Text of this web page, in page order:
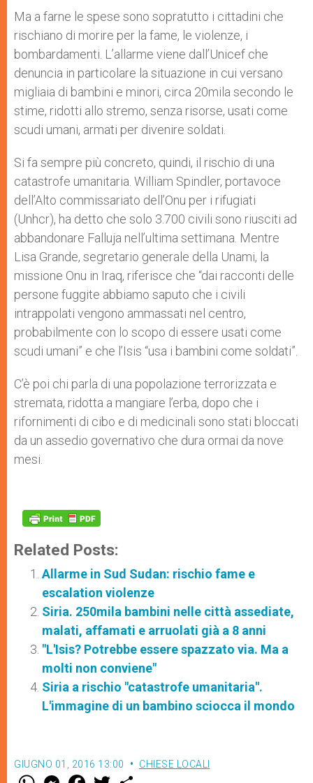
Ma a farne le spese sono sopratutto i cittadini che
rischiano di morire per la fame, le violenze, i
bombardamenti. L’allarme viene dall’Unicef che
denuncia in particolare la situazione in cui versano
migliaia di bambini e minori, circa 20mila secondo le
stime, ridotti allo stremo, senza risorse, usati come
scudi umani, armati per divenire soldati.
Si fa sempre più concreto, quindi, il rischio di una
catastrofe umanitaria. William Spindler, portavoce
dell’Alto commissariato dell’Onu per i rifugiati
(Unhcr), ha detto che solo 3.700 civili sono riusciti ad
abbandonare Falluja nell’ultima settimana. Mentre
Lisa Grande, segretario generale della Unami, la
missione Onu in Iraq, riferisce che “dai racconti delle
persone fuggite abbiamo saputo che i civili
intrappolati vengono ammassati nel centro,
probabilmente con lo scopo di essere usati come
scudi umani” e che l’Isis “usa i bambini come soldati”.
C’è poi chi parla di una popolazione terrorizzata e
stremata, ridotta a mangiare l’erba, dopo che i
rifornimenti di cibo e di medicinali sono stati bloccati
da un assedio governativo che dura ormai da nove
mesi.
Related Posts:
Allarme in Sud Sudan: rischio fame e
escalation violenze
Siria. 250mila bambini nelle città assediate,
malati, affamati e arruolati già a 8 anni
"L'Isis? Potrebbe essere spazzato via. Ma a
molti non conviene"
Siria a rischio "catastrofe umanitaria".
L'immagine di un bambino sciocca il mondo
GIUGNO 01, 2016 13:00 CHIESE LOCALI
W M F